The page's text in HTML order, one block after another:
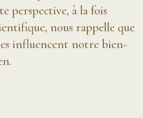
perspective, à la fois
nous rappelle que
influencent notre bien-